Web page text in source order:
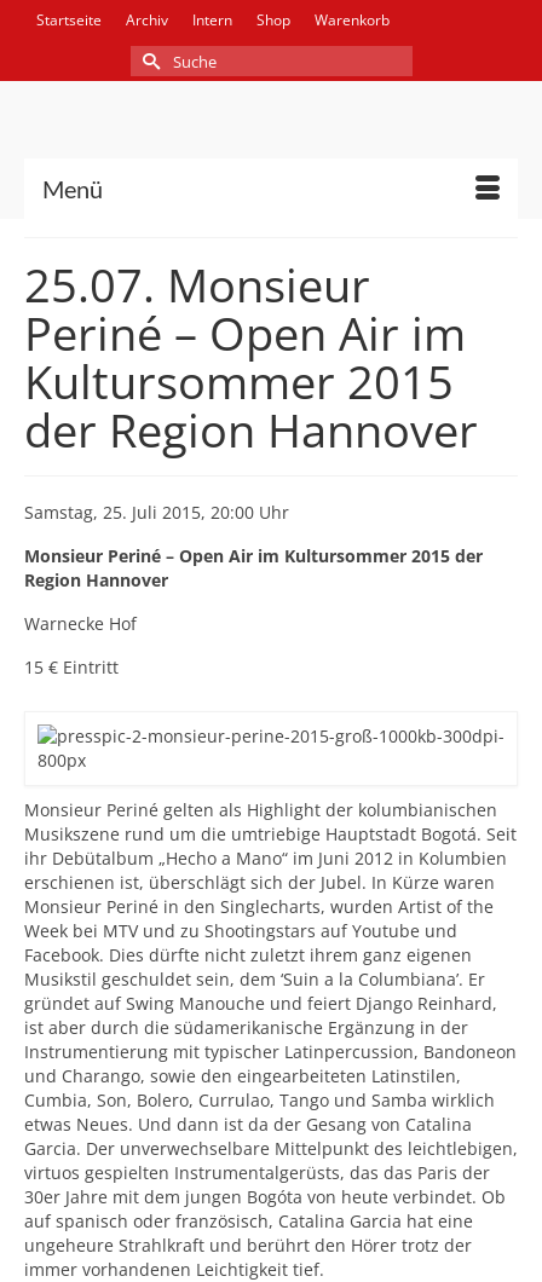
Startseite Archiv Intern Shop Warenkorb
Suche
nach:
Menü
25.07. Monsieur
Periné – Open Air im
Kultursommer 2015
der Region Hannover
Samstag, 25. Juli 2015, 20:00 Uhr
Monsieur Periné – Open Air im Kultursommer 2015 der
Region Hannover
Warnecke Hof
15 € Eintritt
Monsieur Periné gelten als Highlight der kolumbianischen
Musikszene rund um die umtriebige Hauptstadt Bogotá. Seit
ihr Debütalbum „Hecho a Mano“ im Juni 2012 in Kolumbien
erschienen ist, überschlägt sich der Jubel. In Kürze waren
Monsieur Periné in den Singlecharts, wurden Artist of the
Week bei MTV und zu Shootingstars auf Youtube und
Facebook. Dies dürfte nicht zuletzt ihrem ganz eigenen
Musikstil geschuldet sein, dem ‘Suin a la Columbiana’. Er
gründet auf Swing Manouche und feiert Django Reinhard,
ist aber durch die südamerikanische Ergänzung in der
Instrumentierung mit typischer Latinpercussion, Bandoneon
und Charango, sowie den eingearbeiteten Latinstilen,
Cumbia, Son, Bolero, Currulao, Tango und Samba wirklich
etwas Neues. Und dann ist da der Gesang von Catalina
Garcia. Der unverwechselbare Mittelpunkt des leichtlebigen,
virtuos gespielten Instrumentalgerüsts, das das Paris der
30er Jahre mit dem jungen Bogóta von heute verbindet. Ob
auf spanisch oder französisch, Catalina Garcia hat eine
ungeheure Strahlkraft und berührt den Hörer trotz der
immer vorhandenen Leichtigkeit tief.